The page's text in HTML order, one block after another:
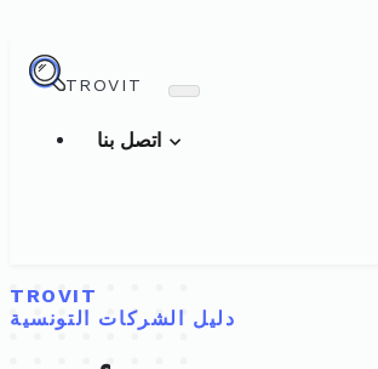
TROVIT
TROVIT
دليل الشركات التونسية